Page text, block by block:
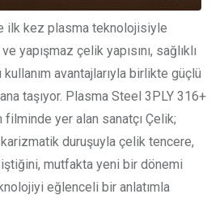
ilk kez plasma teknolojisiyle
yapışmaz çelik yapısını, sağlıklı
avantajlarıyla birlikte güçlü
taşıyor. Plasma Steel 3PLY 316+
filminde yer alan sanatçı Çelik;
duruşuyla çelik tencere,
mutfakta yeni bir dönemi
eğlenceli bir anlatımla